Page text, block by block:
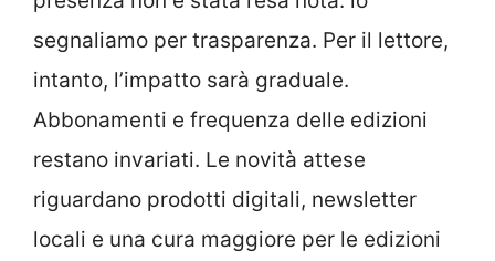
segnaliamo per trasparenza. Per il lettore,
intanto, l’impatto sarà graduale.
Abbonamenti e frequenza delle edizioni
restano invariati. Le novità attese
riguardano prodotti digitali, newsletter
locali e una cura maggiore per le edizioni